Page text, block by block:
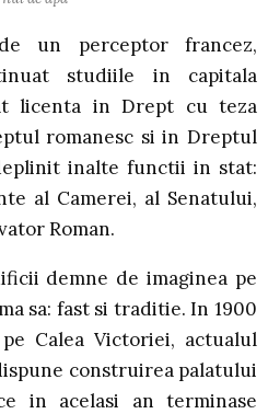
un perceptor francez,
studiile in capitala
licenta in Drept cu teza
romanesc si in Dreptul
inalte functii in stat:
al Camerei, al Senatului,
Roman.
demne de imaginea pe
sa: fast si traditie. In 1900
Calea Victoriei, actualul
construirea palatului
in acelasi an terminase